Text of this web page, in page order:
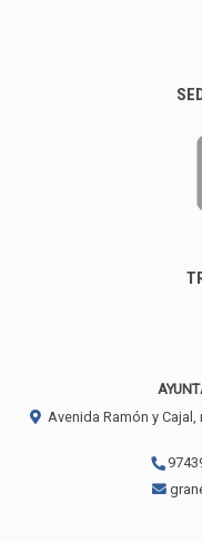
Avenida Ramón y Cajal,